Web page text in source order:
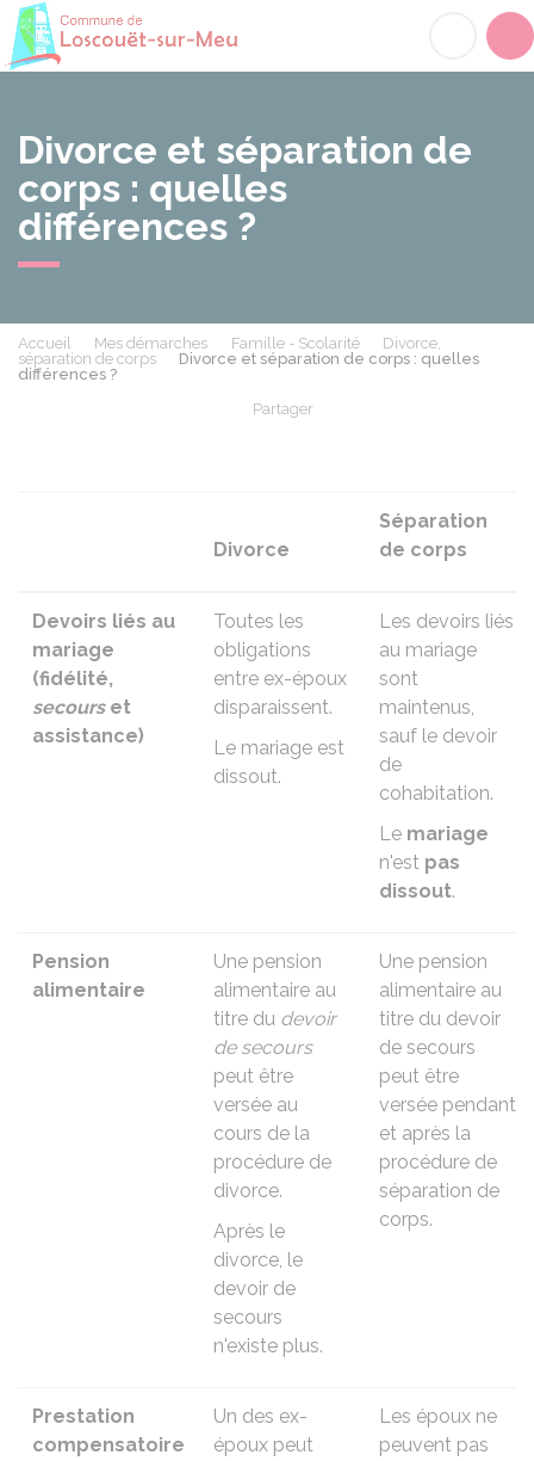
Divorce et séparation de
corps : quelles
différences ?
Accueil Mes démarches Famille - Scolarité
Divorce,
séparation de corps
Divorce et séparation de corps : quelles
différences ?
Partager
Divorce
Séparation
de corps
Devoirs liés au
mariage
(fidélité,
secourset
assistance)
Toutes les
obligations
entre ex-époux
disparaissent.
Le mariage est
dissout.
Les devoirs liés
au mariage
sont
maintenus,
sauf le devoir
de
cohabitation.
Le mariage
n'est pas
dissout.
Pension
alimentaire
Une pension
alimentaire au
titre du devoir
de secours
peut être
versée au
cours de la
procédure de
divorce.
Après le
divorce, le
devoir de
secours
n'existe plus.
Une pension
alimentaire au
titre du devoir
de secours
peut être
versée pendant
et après la
procédure de
séparation de
corps.
Prestation
compensatoire
Un des ex-
époux peut
Les époux ne
peuvent pas